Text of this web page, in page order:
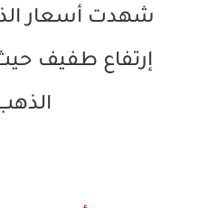
شهدت أسعار
إرتفاع طفيف